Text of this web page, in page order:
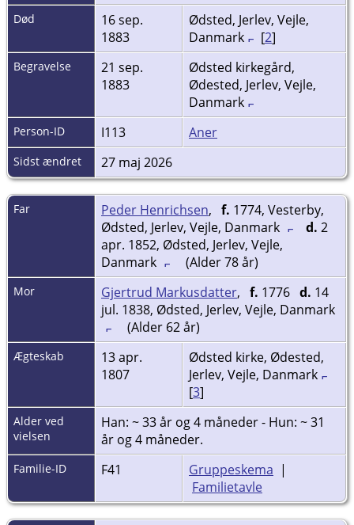
Død
16 sep.
1883
Ødsted, Jerlev, Vejle,
Danmark
[2]
Begravelse
21 sep.
1883
Ødsted kirkegård,
Ødested, Jerlev, Vejle,
Danmark
Person-ID I113 Aner
Sidst ændret 27 maj 2026
Far Peder Henrichsen, f. 1774, Vesterby,
Ødsted, Jerlev, Vejle, Danmark
d. 2
apr. 1852, Ødsted, Jerlev, Vejle,
Danmark
(Alder 78 år)
Mor Gjertrud Markusdatter, f. 1776 d. 14
jul. 1838, Ødsted, Jerlev, Vejle, Danmark
(Alder 62 år)
Ægteskab
13 apr.
1807
Ødsted kirke, Ødested,
Jerlev, Vejle, Danmark
[3]
Alder ved
vielsen
Han: ~ 33 år og 4 måneder - Hun: ~ 31
år og 4 måneder.
Familie-ID F41 Gruppeskema |
Familietavle